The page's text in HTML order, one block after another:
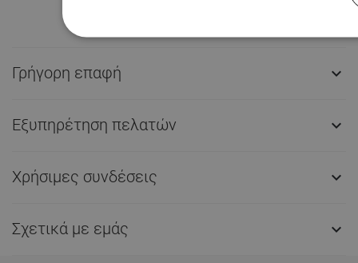
Γρήγορη επαφή 
Εξυπηρέτηση πελατών 
Χρήσιμες συνδέσεις 
Σχετικά με εμάς 